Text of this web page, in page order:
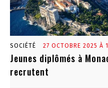
SOCIÉTÉ 27 OCTOBRE 2025 À
Jeunes diplômés à
recrutent